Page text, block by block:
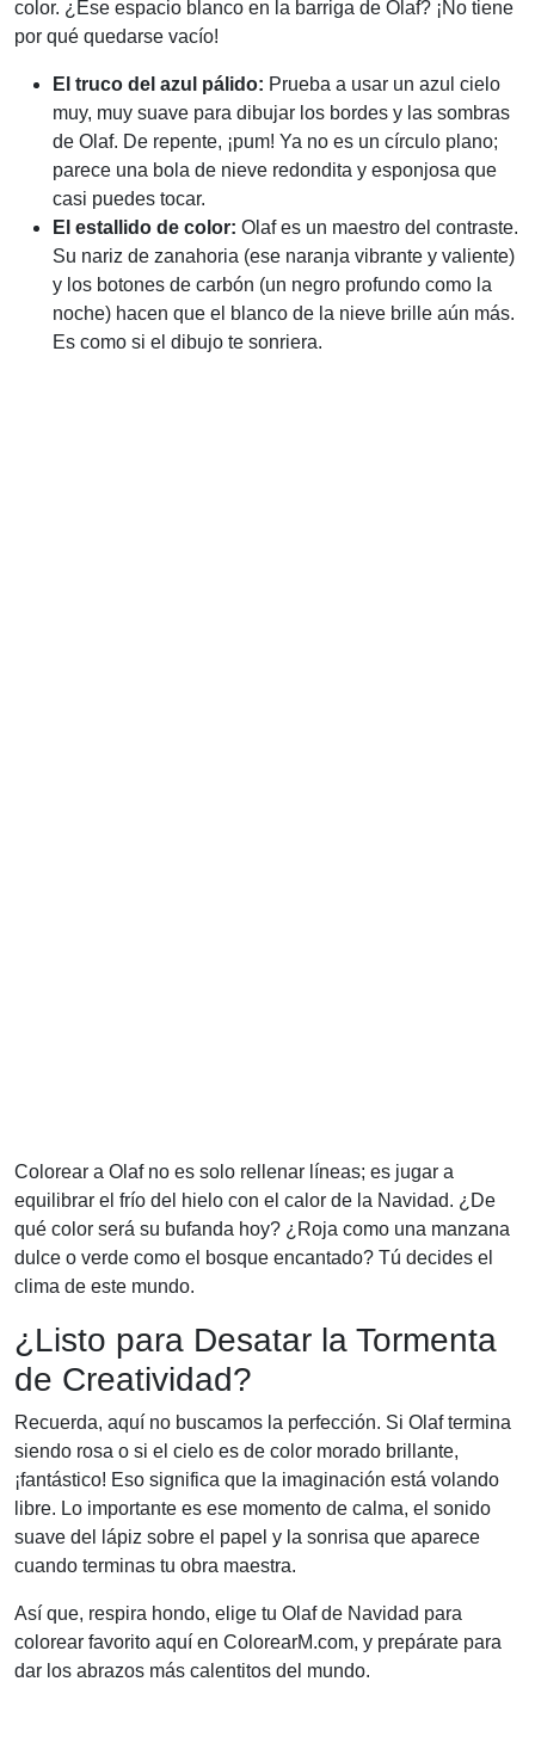
color. ¿Ese espacio blanco en la barriga de Olaf? ¡No tiene
por qué quedarse vacío!
El truco del azul pálido: Prueba a usar un azul cielo
muy, muy suave para dibujar los bordes y las sombras
de Olaf. De repente, ¡pum! Ya no es un círculo plano;
parece una bola de nieve redondita y esponjosa que
casi puedes tocar.
El estallido de color: Olaf es un maestro del contraste.
Su nariz de zanahoria (ese naranja vibrante y valiente)
y los botones de carbón (un negro profundo como la
noche) hacen que el blanco de la nieve brille aún más.
Es como si el dibujo te sonriera.
Colorear a Olaf no es solo rellenar líneas; es jugar a
equilibrar el frío del hielo con el calor de la Navidad. ¿De
qué color será su bufanda hoy? ¿Roja como una manzana
dulce o verde como el bosque encantado? Tú decides el
clima de este mundo.
¿Listo para Desatar la Tormenta
de Creatividad?
Recuerda, aquí no buscamos la perfección. Si Olaf termina
siendo rosa o si el cielo es de color morado brillante,
¡fantástico! Eso significa que la imaginación está volando
libre. Lo importante es ese momento de calma, el sonido
suave del lápiz sobre el papel y la sonrisa que aparece
cuando terminas tu obra maestra.
Así que, respira hondo, elige tu Olaf de Navidad para
colorear favorito aquí en ColorearM.com, y prepárate para
dar los abrazos más calentitos del mundo.